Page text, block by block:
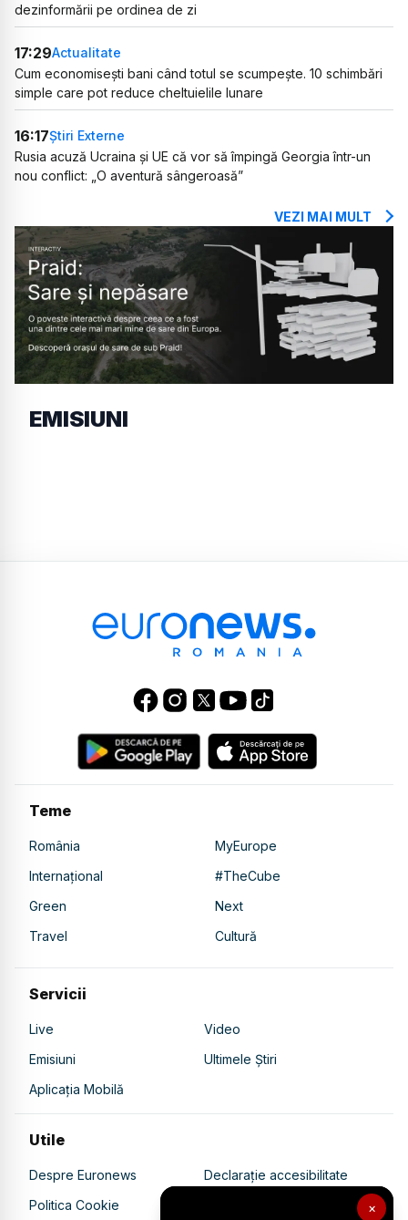
×
dezinformării pe ordinea de zi
17:29Actualitate
Cum economisești bani când totul se scumpește. 10 schimbări
simple care pot reduce cheltuielile lunare
16:17Știri Externe
Rusia acuză Ucraina și UE că vor să împingă Georgia într-un
nou conflict: „O aventură sângeroasă”
VEZI MAI MULT
EMISIUNI
Teme
România
MyEurope
Internațional
#TheCube
Green
Next
Travel
Cultură
Servicii
Live
Video
Emisiuni
Ultimele Știri
Aplicația Mobilă
Utile
Despre Euronews
Declarație accesibilitate
Politica Cookie
Politica de confidențialitate